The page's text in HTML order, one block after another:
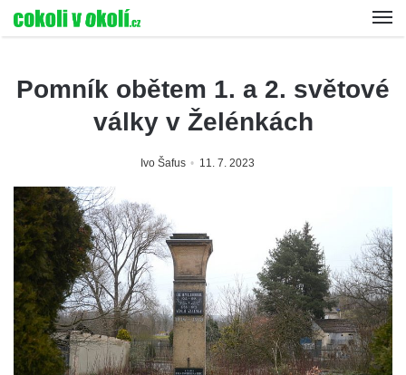
Pomník obětem 1. a 2. světové
války v Želénkách
Ivo Šafus 11. 7. 2023